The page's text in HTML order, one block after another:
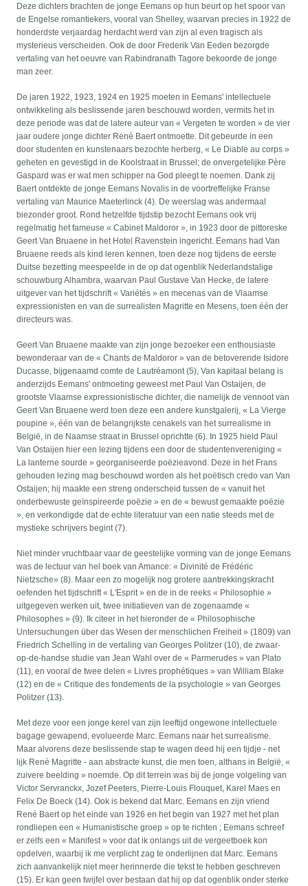
Deze dichters brachten de jonge Eemans op hun beurt op het spoor van
de Engelse romantiekers, vooral van Shelley, waarvan precies in 1922 de
honderdste verjaardag herdacht werd van zijn al even tragisch als
mysterieus verscheiden. Ook de door Frederik Van Eeden bezorgde
vertaling van het oeuvre van Rabindranath Tagore bekoorde de jonge
man zeer.
De jaren 1922, 1923, 1924 en 1925 moeten in Eemans' intellectuele
ontwikkeling als beslissende jaren beschouwd worden, vermits het in
deze periode was dat de latere auteur van « Vergeten te worden » de vier
jaar oudere jonge dichter René Baert ontmoette. Dit gebeurde in een
door studenten en kunstenaars bezochte herberg, « Le Diable au corps »
geheten en gevestigd in de Koolstraat in Brussel; de onvergetelijke Père
Gaspard was er wat men schipper na God pleegt te noemen. Dank zij
Baert ontdekte de jonge Eemans Novalis in de voortreffelijke Franse
vertaling van Maurice Maeterlinck (4). De weerslag was andermaal
biezonder groot. Rond hetzelfde tijdstip bezocht Eemans ook vrij
regelmatig het fameuse « Cabinet Maldoror », in 1923 door de pittoreske
Geert Van Bruaene in het Hotel Ravenstein ingericht. Eemans had Van
Bruaene reeds als kind leren kennen, toen deze nog tijdens de eerste
Duitse bezetting meespeelde in de op dat ogenblik Nederlandstalige
schouwburg Alhambra, waarvan Paul Gustave Van Hecke, de latere
uitgever van het tijdschrift « Variétés » en mecenas van de Vlaamse
expressionisten en van de surrealisten Magritte en Mesens, toen één der
directeurs was.
Geert Van Bruaene maakte van zijn jonge bezoeker een enthousiaste
bewonderaar van de « Chants de Maldoror » van de betoverende Isidore
Ducasse, bijgenaamd comte de Lautréamont (5), Van kapitaal belang is
anderzijds Eemans' ontmoeting geweest met Paul Van Ostaijen, de
grootste Vlaamse expressionistische dichter, die namelijk de vennoot van
Geert Van Bruaene werd toen deze een andere kunstgalerij, « La Vierge
poupine », één van de belangrijkste cenakels van het surrealisme in
België, in de Naamse straat in Brussel oprichtte (6). In 1925 hield Paul
Van Ostaijen hier een lezing tijdens een door de studentenvereniging «
La lanterne sourde » georganiseerde poëzieavond. Deze in het Frans
gehouden lezing mag beschouwd worden als het poëtisch credo van Van
Ostaijen; hij maakte een streng onderscheid tussen de « vanuit het
onderbewuste geïnspireerde poëzie » en de « bewust gemaakte poëzie
», en verkondigde dat de echte literatuur van een natie steeds met de
mystieke schrijvers begint (7).
Niet minder vruchtbaar vaar de geestelijke vorming van de jonge Eemans
was de lectuur van hel boek van Amance: « Divinité de Frédéric
Nietzsche» (8). Maar een zo mogelijk nog grotere aantrekkingskracht
oefenden het tijdschrift « L'Esprit » en de in de reeks « Philosophie »
uitgegeven werken uit, twee initiatieven van de zogenaamde «
Philosophes » (9). Ik citeer in het hieronder de « Philosophische
Untersuchungen über das Wesen der menschlichen Freiheit » (1809) van
Friedrich Schelling in de vertaling van Georges Politzer (10), de zwaar-
op-de-handse studie van Jean Wahl over de « Parmerudes » van Plato
(11), en vooral de twee delen « Livres prophétiques » van William Blake
(12) en de « Critique des fondements de la psychologie » van Georges
Politzer (13).
Met deze voor een jonge kerel van zijn leeftijd ongewone intellectuele
bagage gewapend, evolueerde Marc. Eemans naar het surrealisme.
Maar alvorens deze beslissende stap te wagen deed hij een tijdje - net
lijk René Magritte - aan abstracte kunst, die men toen, althans in België, «
zuivere beelding » noemde. Op dit terrein was bij de jonge volgeling van
Victor Servranckx, Jozef Peeters, Pierre-Louis Flouquet, Karel Maes en
Felix De Boeck (14). Ook is bekend dat Marc. Eemans en zijn vriend
René Baert op het einde van 1926 en het begin van 1927 met het plan
rondliepen een « Humanistische groep » op te richten ; Eemans schreef
er zelfs een « Manifest » voor dat ik onlangs uit de vergeetboek kon
opdelven, waarbij ik me verplicht zag te onderlijnen dat Marc. Eemans
zich aanvankelijk niet meer herinnerde die tekst te hebben geschreven
(15). Er kan geen twijfel over bestaan dat hij op dat ogenblik onder sterke